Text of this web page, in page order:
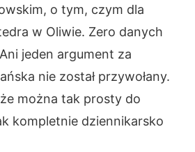
o tym, czym dla
w Oliwie. Zero danych
jeden argument za
nie został przywołany.
można tak prosty do
kompletnie dziennikarsko